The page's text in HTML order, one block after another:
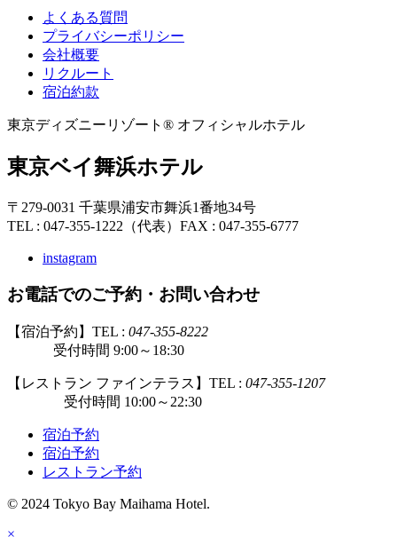
よくある質問
プライバシーポリシー
会社概要
リクルート
宿泊約款
東京ディズニーリゾート® オフィシャルホテル
東京ベイ舞浜ホテル
〒279-0031 千葉県浦安市舞浜1番地34号
TEL : 047-355-1222（代表） FAX : 047-355-6777
instagram
お電話でのご予約・お問い合わせ
【宿泊予約】TEL : 047-355-8222
受付時間 9:00～18:30
【レストラン ファインテラス】TEL : 047-355-1207
受付時間 10:00～22:30
宿泊予約
宿泊予約
レストラン予約
© 2024 Tokyo Bay Maihama Hotel.
×